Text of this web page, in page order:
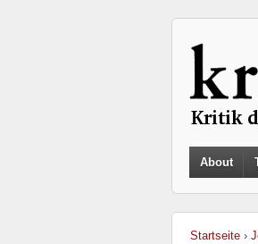
About
Startseite ›